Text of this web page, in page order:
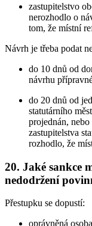
zastupitelstvo
nerozhodlo o
tom, že místní
Návrh je třeba podat
do 10 dnů od
návrhu
do 20 dnů od
statutárního
projednán,
zastupitelstva
rozhodlo, že
20. Jaké sankce
nedodržení
Přestupku se dopustí:
oprávněná